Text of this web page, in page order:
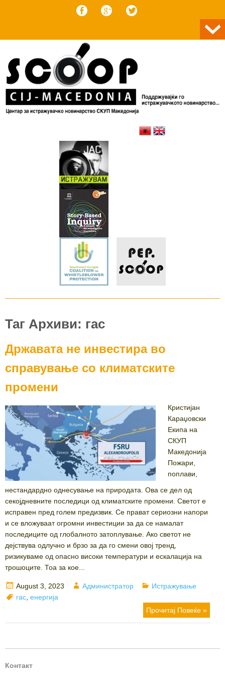
Таг Архиви: гас
Државата не инвестира во
справување со климатските
промени
Кристијан
Караџовски
Екипа на
СКУП
Македонија
Пожари,
поплави,
нестандардно однесување на природата. Ова се дел од
секојдневните последици од климатските промени. Светот е
исправен пред голем предизвик. Се прават сериозни напори
и се вложуваат огромни инвестиции за да се намалат
последиците од глобалното затоплување. Ако светот не
дејствува одлучно и брзо за да го смени овој тренд,
ризикуваме од опасно високи температури и ескалација на
трошоците. Тоа за кое...
Posted
on
August 3, 2023 Author
Администратор Categories
Истражување
Tags
гас енергија
Прочитај Повеќе »
Контакт